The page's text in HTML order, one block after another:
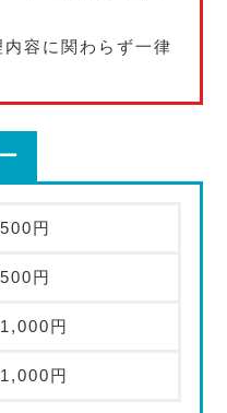
内容に関わらず一律
500円
500円
1,000円
1,000円